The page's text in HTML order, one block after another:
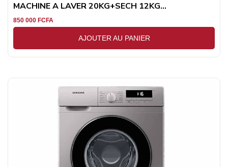
MACHINE A LAVER 20KG+SECH 12KG...
850 000 FCFA
AJOUTER AU PANIER